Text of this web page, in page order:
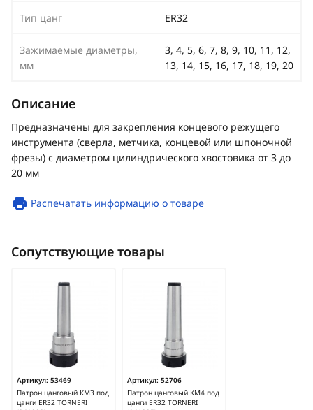
Тип цанг ER32
Зажимаемые диаметры,
мм
3, 4, 5, 6, 7, 8, 9, 10, 11, 12,
13, 14, 15, 16, 17, 18, 19, 20
Описание
Предназначены для закрепления концевого режущего
инструмента (сверла, метчика, концевой или шпоночной
фрезы) с диаметром цилиндрического хвостовика от 3 до
20 мм
Распечатать информацию о товаре
Сопутствующие товары
Артикул: 53469
Патрон цанговый КМ3 под
цанги ER32 TORNERI
Артикул: 52706
Патрон цанговый КМ4 под
цанги ER32 TORNERI